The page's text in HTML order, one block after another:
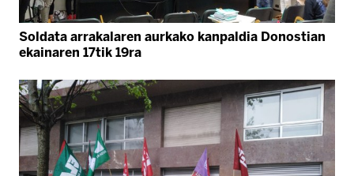
Soldata arrakalaren aurkako kanpaldia Donostian
ekainaren 17tik 19ra